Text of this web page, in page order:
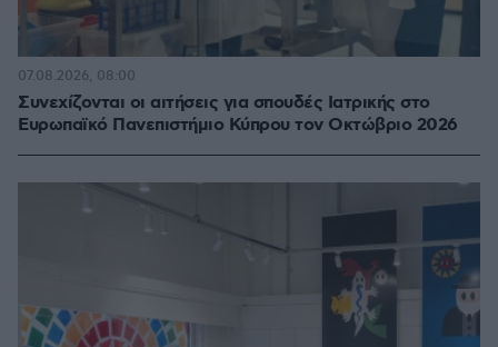
Συνεχίζονται οι αιτήσεις για σπουδές Ιατρικής στο
Ευρωπαϊκό Πανεπιστήμιο Κύπρου τον Οκτώβριο 2026
07.08.2026, 08:00